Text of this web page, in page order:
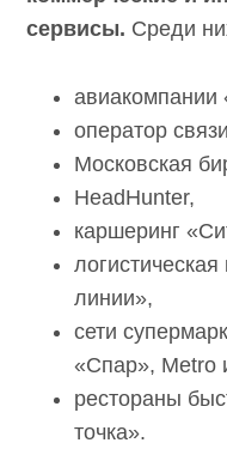
сервисы. Среди
оператор
Московская
HeadHunter,
каршеринг
линии»,
сети
«Спар», Metro
рестораны
точка».